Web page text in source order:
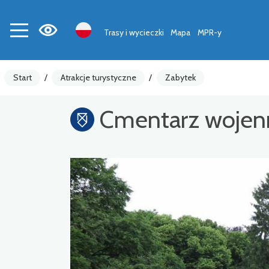
Trasy i wycieczki Mapa MPR-y
Start / Atrakcje turystyczne / Zabytek
Cmentarz